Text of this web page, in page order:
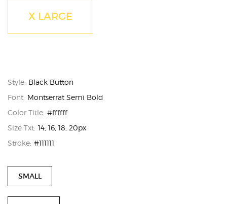
X LARGE
Style: Black Button
Font: Montserrat Semi Bold
Color Title: #ffffff
Size Txt: 14, 16, 18, 20px
Stroke: #111111
SMALL